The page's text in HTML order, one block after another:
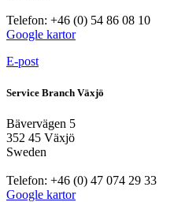
Telefon: +46 (0) 54 86 08 10
Google kartor
E-post
Service Branch Växjö
Bävervägen 5
352 45 Växjö
Sweden
Telefon: +46 (0) 47 074 29 33
Google kartor